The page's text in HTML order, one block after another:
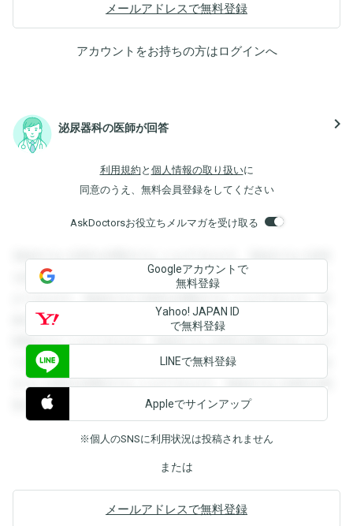
メールアドレスで無料登録
アカウントをお持ちの方はログインへ
泌尿器科の医師が回答 navigate_next
利用規約 と 個人情報の取り扱いに
同意のうえ、無料会員登録をしてください
AskDoctorsお役立ちメルマガを受け取る
登録すると回答を閲覧することができます。登録すると回答
を閲覧することができます。登録すると回答を閲覧すること
ができます。登録すると回答を閲覧することができます。登
録すると回答を閲覧することができます。登録すると回答を
閲覧することができます。登録すると回答を閲覧することが
できます。登録すると回答を閲覧することができます。登録
すると回答を閲覧することができます。登録すると回答を閲
覧することができます。
Googleアカウントで
無料登録
Yahoo! JAPAN ID
で無料登録
LINEで無料登録
Appleでサインアップ
※個人のSNSに利用状況は投稿されません
または
メールアドレスで無料登録